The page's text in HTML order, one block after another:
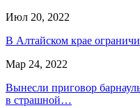
Июл 20, 2022
В Алтайском крае
Мар 24, 2022
Вынесли приговор
в страшной…